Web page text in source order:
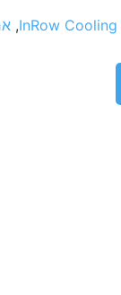
InRow Cooling
,